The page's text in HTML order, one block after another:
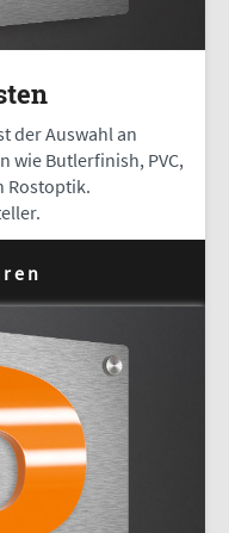
der Auswahl an
Butlerfinish, PVC,
Rostoptik.